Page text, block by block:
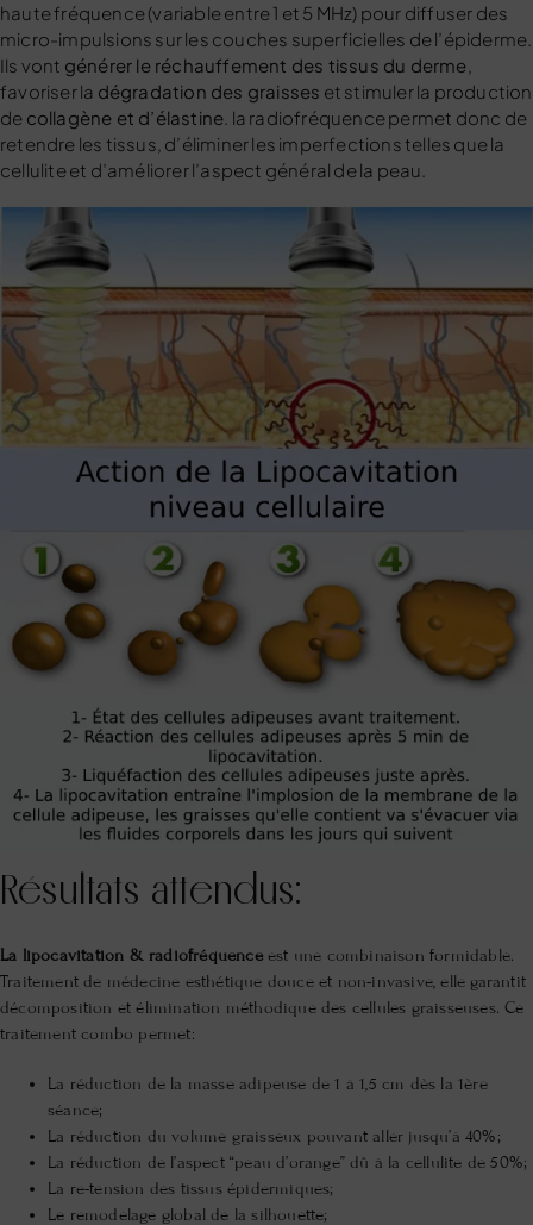
haute fréquence (variable entre 1 et 5 MHz) pour diffuser des
micro-impulsions sur les couches superficielles de l’épiderme.
Ils vont générer le réchauffement des tissus du derme
favoriser la dégradation des graisses et stimuler la production
de collagène et d’élastine . la radiofréquence permet donc de
retendre les tissus, d’éliminer les imperfections telles que la
cellulite et d’améliorer l’aspect général de la peau.
Résultats attendus:
La lipocavitation & radiofréquenceest une combinaison formidable.
Traitement de médecine esthétique douce et non-invasive, elle garantit
décomposition et élimination méthodique des cellules graisseuses. Ce
traitement combo permet:
La réduction de la masse adipeuse de 1 à 1,5 cm dès la 1ère
séance;
La réduction du volume graisseux pouvant aller jusqu’à 40%;
La réduction de l’aspect “peau d’orange” dû à la cellulite de 50%;
La re-tension des tissus épidermiques;
Le remodelage global de la silhouette;